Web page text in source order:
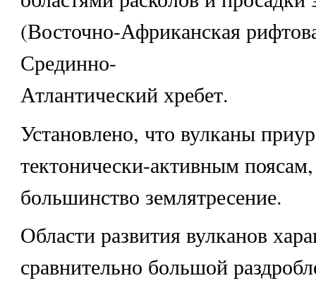
(Восточно-Африканская
Срединно-
Атлантический хребет.
Установлено, что вулканы
тектонически-активным
большинство землятресение.
Области развития вулканов
сравнительно большой